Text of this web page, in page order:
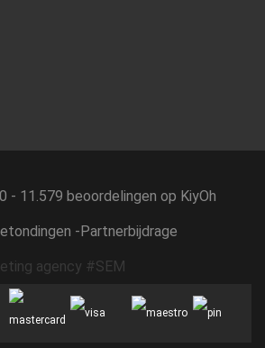
- 11.579 beoordelingen op KiyOh
-Partnerbijdrage
agency #SEM